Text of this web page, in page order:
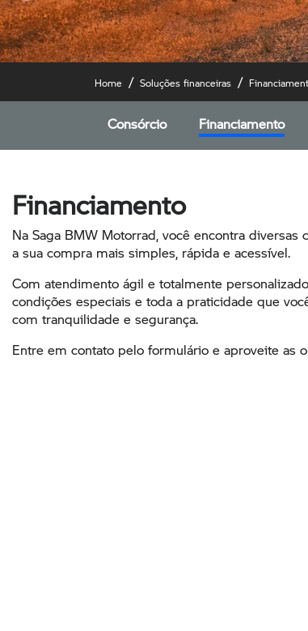
Home Soluções financeiras
Consórcio Financiamento
Financiamento
Na Saga BMW Motorrad, você encontra
a sua compra mais simples, rápida e acessível.
Com atendimento ágil e totalmente
condições especiais e toda a praticidade que
com tranquilidade e segurança.
Entre em contato pelo formulário e aproveite as